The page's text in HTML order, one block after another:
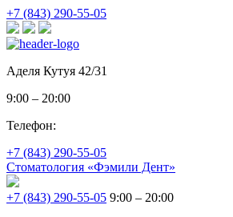
+7 (843) 290-55-05
Аделя Кутуя 42/31
9:00 – 20:00
Телефон:
+7 (843) 290-55-05
Стоматология «Фэмили Дент»
+7 (843) 290-55-05 9:00 – 20:00